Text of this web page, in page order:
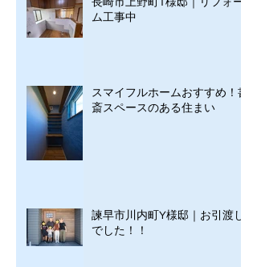
ム工事中
スマイフルホームおすすめ！書
斎スペースのある住まい
諫早市川内町Y様邸｜お引渡し
でした！！